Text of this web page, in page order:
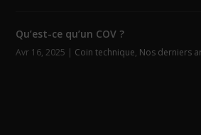
Qu’est-ce qu’un COV ?
Avr 16, 2025 | Coin technique, Nos derniers